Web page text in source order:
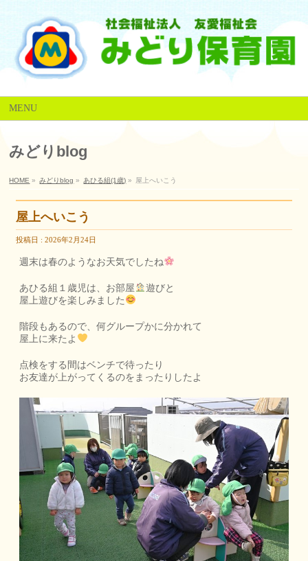
MENU
みどりblog
HOME » みどりblog » あひる組(1歳) » 屋上へいこう
屋上へいこう
投稿日 : 2026年2月24日
週末は春のようなお天気でしたね
あひる組１歳児は、お部屋
遊びと
屋上遊びを楽しみました
階段もあるので、何グループかに分かれて
屋上に来たよ
点検をする間はベンチで待ったり
お友達が上がってくるのをまったりしたよ